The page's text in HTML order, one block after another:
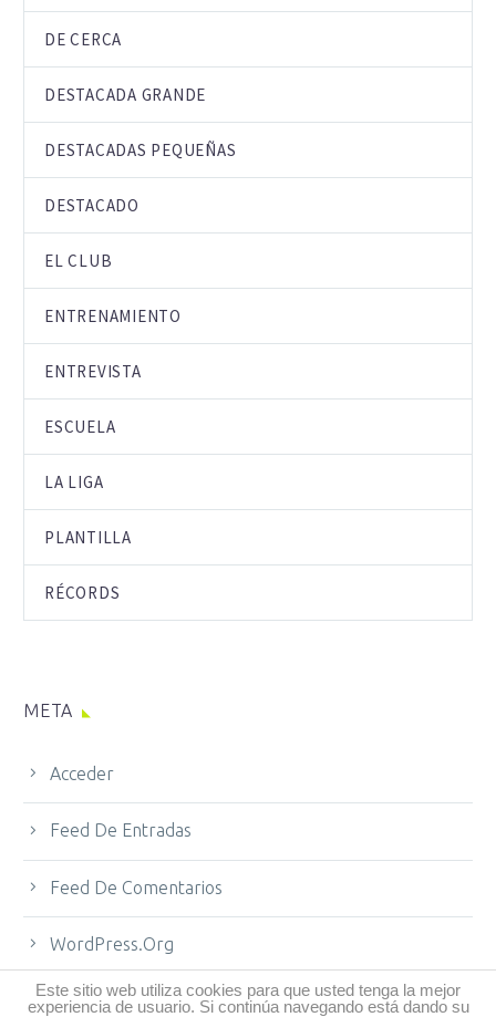
DE CERCA
DESTACADA GRANDE
DESTACADAS PEQUEÑAS
DESTACADO
EL CLUB
ENTRENAMIENTO
ENTREVISTA
ESCUELA
LA LIGA
PLANTILLA
RÉCORDS
META
Acceder
Feed De Entradas
Feed De Comentarios
WordPress.org
Este sitio web utiliza cookies para que usted tenga la mejor
experiencia de usuario. Si continúa navegando está dando su